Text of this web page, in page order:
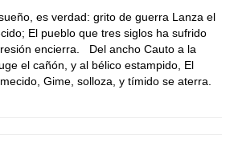
es verdad: grito de guerra Lanza el
El pueblo que tres siglos ha sufrido
encierra. Del ancho Cauto a la
el cañón, y al bélico estampido, El
Gime, solloza, y tímido se aterra.